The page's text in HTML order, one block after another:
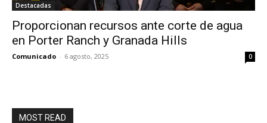
Destacadas
Proporcionan recursos ante corte de agua
en Porter Ranch y Granada Hills
Comunicado - 6 agosto, 2025 0
MOST READ